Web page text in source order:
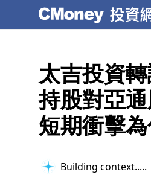
太吉投資
持股對亞
短期衝擊為
Building context...